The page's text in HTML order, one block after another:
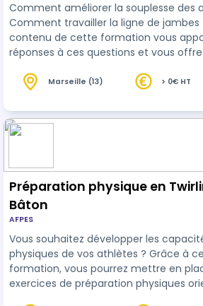
Comment améliorer la souplesse des
Comment travailler la ligne de jambes
contenu de cette formation vous
réponses à ces questions et vous
Grâce à cette formation, vos
Marseille (13) > 0€ HT
Préparation physique en
Bâton
AFPES
Vous souhaitez développer les
physiques de vos athlètes ? Grâce à
formation, vous pourrez mettre en
exercices de préparation physiques